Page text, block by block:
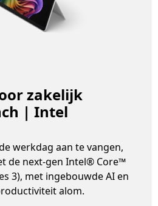
zakelijk
| Intel
werkdag aan te vangen,
de next-gen Intel® Core™
3), met ingebouwde AI en
alom.